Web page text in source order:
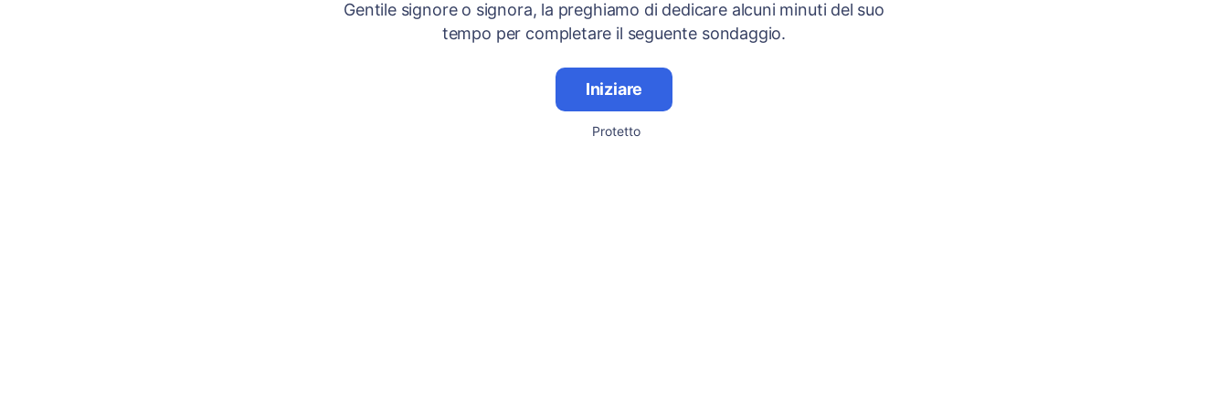
Gentile signore o signora, la preghiamo di dedicare alcuni minuti del suo
tempo per completare il seguente sondaggio.
Iniziare
Protetto